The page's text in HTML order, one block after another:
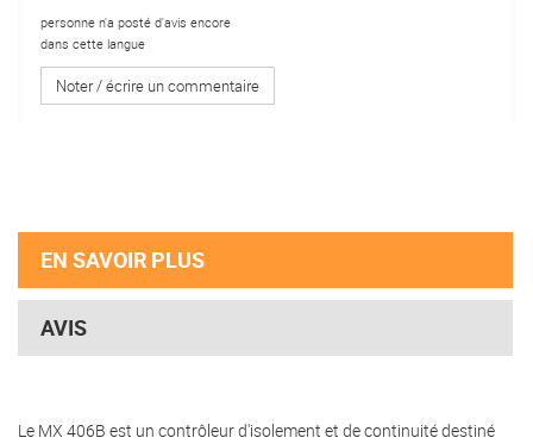
personne n'a posté d'avis encore
dans cette langue
Noter / écrire un commentaire
EN SAVOIR PLUS
AVIS
Le MX 406B est un contrôleur d'isolement et de continuité destiné